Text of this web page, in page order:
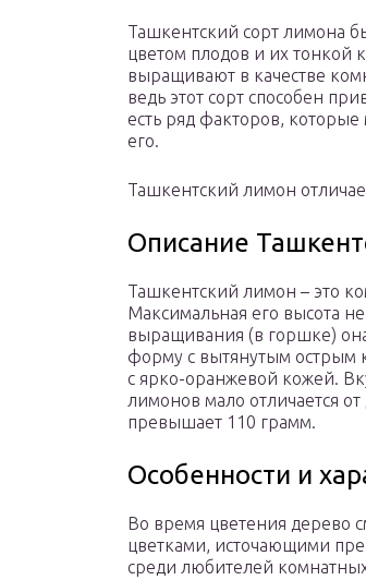
Ташкентский сорт лимона
цветом плодов и их тонкой
выращивают в качестве
ведь этот сорт способен
есть ряд факторов, которые
его.
Ташкентский лимон
Описание
Ташкентский лимон – это
Максимальная его высота
выращивания (в горшке)
форму с вытянутым
с ярко-оранжевой кожей.
лимонов мало отличается
превышает 110 грамм.
Особенности и
Во время цветения дерево
цветками, источающими
среди любителей